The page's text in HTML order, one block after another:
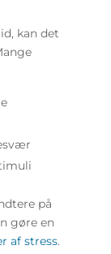
kan det
på
gøre en
af stress.